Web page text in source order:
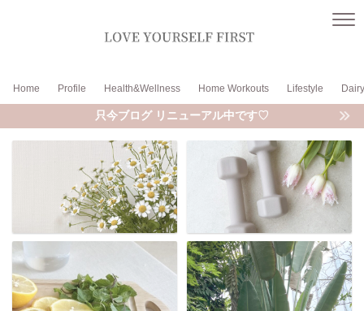
Home Profile Health&Wellness Home Workouts Lifestyle Dairy
只今ブログ リニューアル中です♡